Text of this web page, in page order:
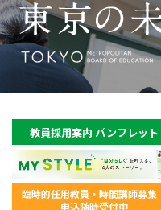
教員採用案内 パンフレット
臨時的任用教員・時間講師募集
申込随時受付中